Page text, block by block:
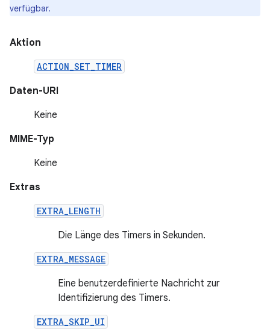
verfügbar.
Aktion
ACTION_SET_TIMER
Daten-URI
Keine
MIME-Typ
Keine
Extras
EXTRA_LENGTH
Die Länge des Timers in Sekunden.
EXTRA_MESSAGE
Eine benutzerdefinierte Nachricht zur
Identifizierung des Timers.
EXTRA_SKIP_UI